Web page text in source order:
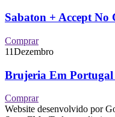
Sabaton + Accept No
Comprar
11Dezembro
Brujeria Em Portugal
Comprar
Website desenvolvido por